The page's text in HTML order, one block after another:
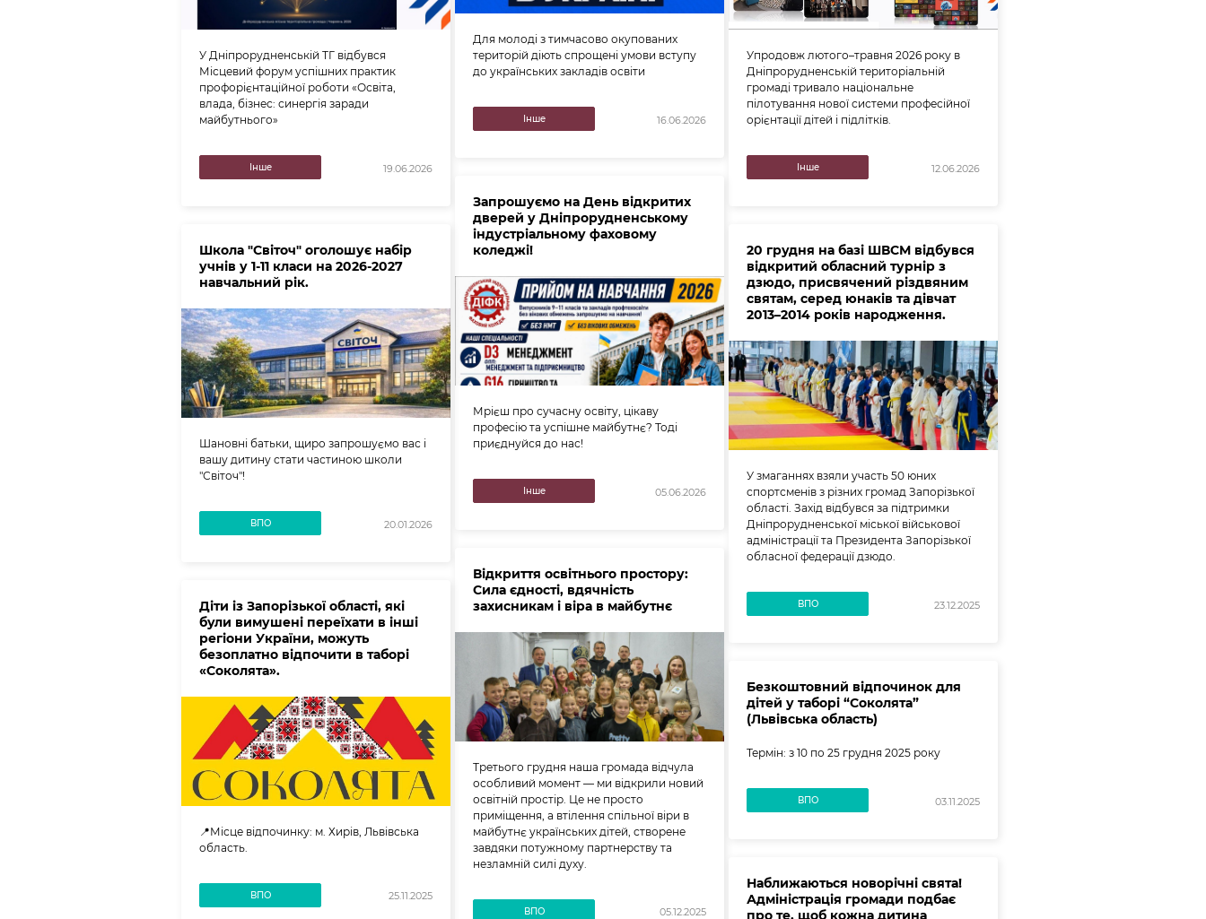
У Дніпрорудненській ТГ відбувся
Місцевий форум успішних практик
профорієнтаційної роботи «Освіта,
влада, бізнес: синергія заради
майбутнього»
Інше 19.06.2026
Для молоді з тимчасово окупованих
територій діють спрощені умови вступу
до українських закладів освіти
Інше 16.06.2026
Упродовж лютого–травня 2026 року в
Дніпрорудненській територіальній
громаді тривало національне
пілотування нової системи професійної
орієнтації дітей і підлітків.
Інше 12.06.2026
Запрошуємо на День відкритих
дверей у Дніпрорудненському
індустріальному фаховому
коледжі!
Мрієш про сучасну освіту, цікаву
професію та успішне майбутнє? Тоді
приєднуйся до нас!
Інше 05.06.2026
Школа "Світоч" оголошує набір
учнів у 1-11 класи на 2026-2027
навчальний рік.
Шановні батьки, щиро запрошуємо вас і
вашу дитину стати частиною школи
"Світоч"!
ВПО 20.01.2026
20 грудня на базі ШВСМ відбувся
відкритий обласний турнір з
дзюдо, присвячений різдвяним
святам, серед юнаків та дівчат
2013–2014 років народження.
У змаганнях взяли участь 50 юних
спортсменів з різних громад Запорізької
області. Захід відбувся за підтримки
Дніпрорудненської міської військової
адміністрації та Президента Запорізької
обласної федерації дзюдо.
ВПО 23.12.2025
Відкриття освітнього простору:
Сила єдності, вдячність
захисникам і віра в майбутнє
Третього грудня наша громада відчула
особливий момент — ми відкрили новий
освітній простір. Це не просто
приміщення, а втілення спільної віри в
майбутнє українських дітей, створене
завдяки потужному партнерству та
незламній силі духу.
ВПО 05.12.2025
Діти із Запорізької області, які
були вимушені переїхати в інші
регіони України, можуть
безоплатно відпочити в таборі
«Соколята».
📍Місце відпочинку: м. Хирів, Львівська
область.
ВПО 25.11.2025
Безкоштовний відпочинок для
дітей у таборі “Соколята”
(Львівська область)
Термін: з 10 по 25 грудня 2025 року
ВПО 03.11.2025
Наближаються новорічні свята!
Адміністрація громади подбає
про те, щоб кожна дитина